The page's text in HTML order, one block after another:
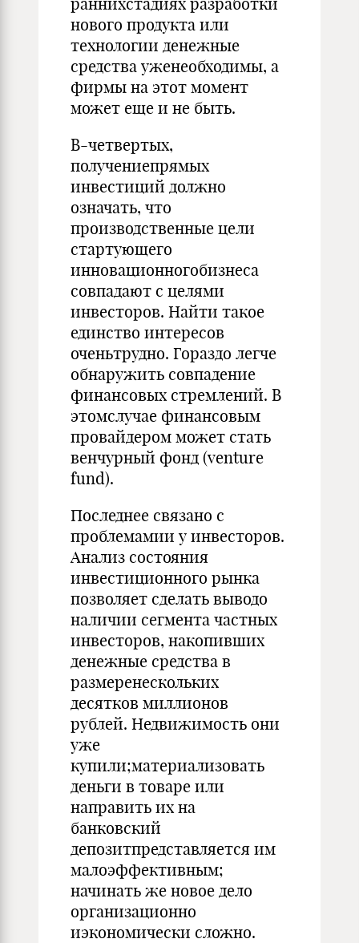
нового продукта или
технологии денежные
средства уженеобходимы, а
фирмы на этот момент
может еще и не быть.
В-четвертых,
получениепрямых
инвестиций должно
означать, что
производственные цели
стартующего
инновационногобизнеса
совпадают с целями
инвесторов. Найти такое
единство интересов
оченьтрудно. Гораздо легче
обнаружить совпадение
финансовых стремлений. В
этомслучае финансовым
провайдером может стать
венчурный фонд (venture
fund).
Последнее связано с
проблемамии у инвесторов.
Анализ состояния
инвестиционного рынка
позволяет сделать выводо
наличии сегмента частных
инвесторов, накопивших
денежные средства в
размеренескольких
десятков миллионов
рублей. Недвижимость они
уже
купили;материализовать
деньги в товаре или
направить их на
банковский
депозитпредставляется им
малоэффективным;
начинать же новое дело
организационно
иэкономически сложно.